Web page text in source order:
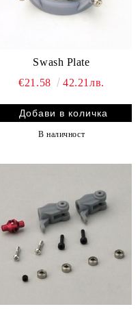
Swash Plate
€21.58
42.21лв.
В наличност